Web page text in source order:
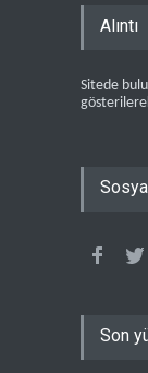
Alıntı
Sitede
Son